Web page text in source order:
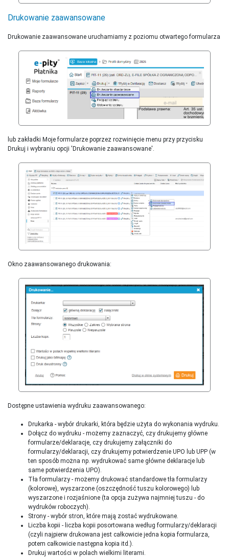
Drukowanie zaawansowane
Drukowanie zaawansowane uruchamiamy z poziomu otwartego formularza
lub zakładki Moje formularze poprzez rozwinięcie menu przy przycisku
Drukuj i wybraniu opcji 'Drukowanie zaawansowane'.
Okno zaawansowanego drukowania:
Dostępne ustawienia wydruku zaawansowanego:
Drukarka - wybór drukarki, która będzie użyta do wykonania wydruku.
Dołącz do wydruku - możemy zaznaczyć, czy drukujemy główne
formularze/deklaracje, czy drukujemy załączniki do
formularzy/deklaracji, czy drukujemy potwierdzenie UPO lub UPP (w
ten sposób można np. wydrukować same główne deklaracje lub
same potwierdzenia UPO).
Tła formularzy - możemy drukować standardowe tła formularzy
(kolorowe), wyszarzone (oszczędność tuszu kolorowego) lub
wyszarzone i rozjaśnione (ta opcja zużywa najmniej tuszu - do
wydruków roboczych).
Strony - wybór stron, które mają zostać wydrukowane.
Liczba kopii - liczba kopii posortowana według formularzy/deklaracji
(czyli najpierw drukowana jest całkowicie jedna kopia formularza,
potem całkowicie następna kopia itd.).
Drukuj wartości w polach wielkimi literami.